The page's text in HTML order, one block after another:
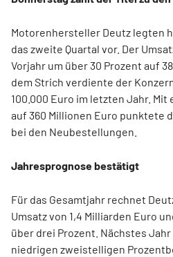
Motorenhersteller Deutz legten
das zweite Quartal vor. Der
Vorjahr um über 30 Prozent auf
dem Strich verdiente der
100.000 Euro im letzten Jahr. Mit
auf 360 Millionen Euro punktete
bei den Neubestellungen.
Jahresprognose bestätigt
Für das Gesamtjahr rechnet
Umsatz von 1,4 Milliarden Euro
über drei Prozent. Nächstes
niedrigen zweistelligen